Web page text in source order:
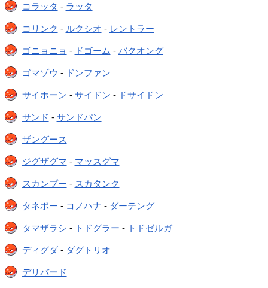
コラッタ - ラッタ
コリンク - ルクシオ - レントラー
ゴニョニョ - ドゴーム - バクオング
ゴマゾウ - ドンファン
サイホーン - サイドン - ドサイドン
サンド - サンドパン
ザングース
ジグザグマ - マッスグマ
スカンプー - スカタンク
タネボー - コノハナ - ダーテング
タマザラシ - トドグラー - トドゼルガ
ディグダ- ダグトリオ
デリバード